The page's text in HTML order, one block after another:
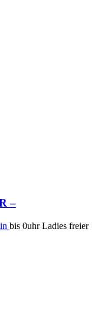
–
bis 0uhr Ladies freier